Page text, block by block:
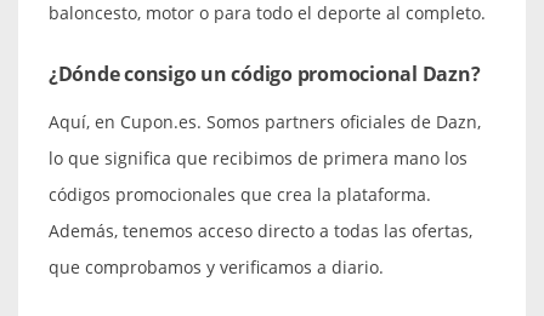
baloncesto, motor o para todo el deporte al completo.
¿Dónde consigo un código promocional Dazn?
Aquí, en Cupon.es. Somos partners oficiales de Dazn,
lo que significa que recibimos de primera mano los
códigos promocionales que crea la plataforma.
Además, tenemos acceso directo a todas las ofertas,
que comprobamos y verificamos a diario.